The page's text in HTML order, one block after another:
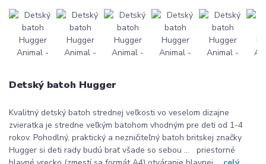
Detský batoh Hugger
Kvalitný detský batoh strednej veľkosti vo veselom dizajne
zvieratka je stredne veľkým batohom vhodným pre deti od 1-4
rokov. Pohodlný, praktický a nezničiteľný batoh britskej značky
Hugger si deti rady budú brať všade so sebou ... priestorné